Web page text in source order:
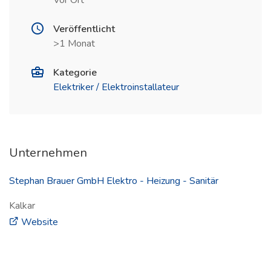
Veröffentlicht
>1 Monat
Kategorie
Elektriker / Elektroinstallateur
Unternehmen
Stephan Brauer GmbH Elektro - Heizung - Sanitär
Kalkar
Website